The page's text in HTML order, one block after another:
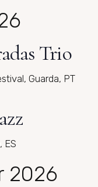
Trio
Guarda, PT
ES
2026